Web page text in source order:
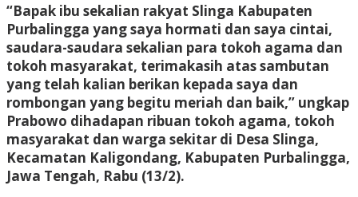
“Bapak ibu sekalian rakyat Slinga Kabupaten
Purbalingga yang saya hormati dan saya cintai,
saudara-saudara sekalian para tokoh agama dan
tokoh masyarakat, terimakasih atas sambutan
yang telah kalian berikan kepada saya dan
rombongan yang begitu meriah dan baik,” ungkap
Prabowo dihadapan ribuan tokoh agama, tokoh
masyarakat dan warga sekitar di Desa Slinga,
Kecamatan Kaligondang, Kabupaten Purbalingga,
Jawa Tengah, Rabu (13/2).